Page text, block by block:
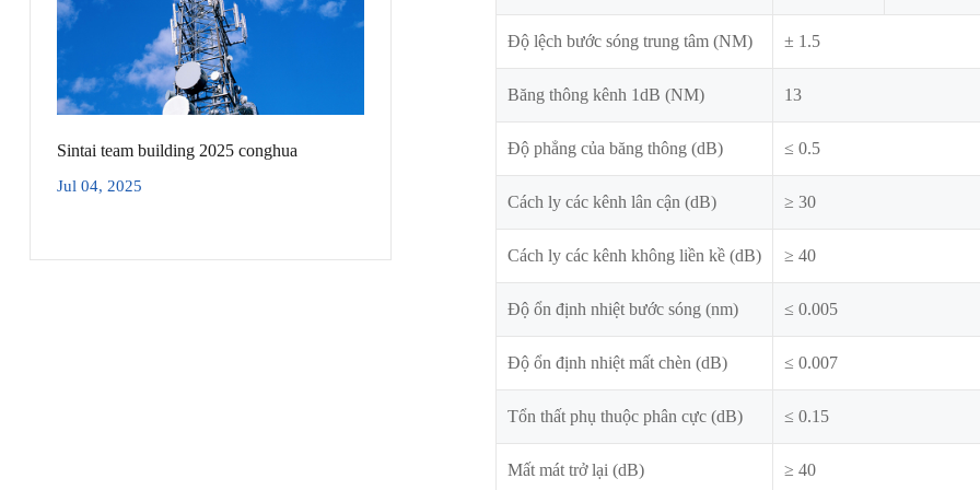
Sintai team building 2025 conghua
Jul 04, 2025
Độ lệch bước sóng trung tâm (NM) ± 1.5
Băng thông kênh 1dB (NM) 13
Độ phẳng của băng thông (dB) ≤ 0.5
Cách ly các kênh lân cận (dB) ≥ 30
Cách ly các kênh không liền kề (dB) ≥ 40
Độ ổn định nhiệt bước sóng (nm) ≤ 0.005
Độ ổn định nhiệt mất chèn (dB) ≤ 0.007
Tổn thất phụ thuộc phân cực (dB) ≤ 0.15
Mất mát trở lại (dB) ≥ 40